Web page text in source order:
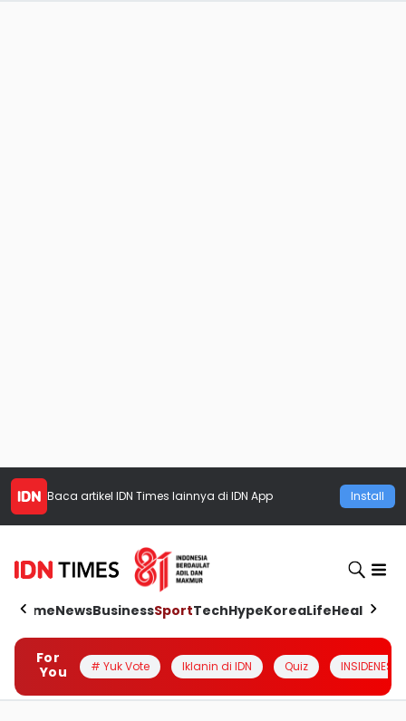
Baca artikel IDN Times lainnya di IDN App Install
HomeNewsBusinessSportTechHypeKoreaLifeHealth
For
You
# Yuk Vote Iklanin di IDN Quiz INSIDENESIA